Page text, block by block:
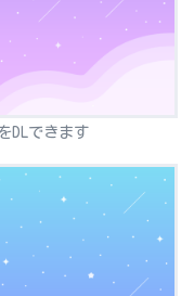
DLできます